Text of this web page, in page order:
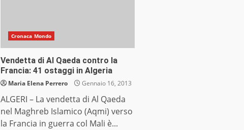
Cronaca Mondo
Vendetta di Al Qaeda contro la
Francia: 41 ostaggi in Algeria
Maria Elena Perrero Gennaio 16, 2013
ALGERI – La vendetta di Al Qaeda
nel Maghreb Islamico (Aqmi) verso
la Francia in guerra col Mali è...